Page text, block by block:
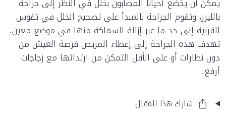
بالليزر، وتقوم الجراحة بالمبدأ على تصحيح الخلل في تقوس
القرنية إلى حد ما عبر إزالة السماكة منها في موضع معين.
تهدف هذه الجراحة إلى إعطاء المريض فرصة العيش من
دون نظارات أو على الأقل التمكن من ارتدائها مع زجاجات
أرفع.
شارك هذا المقال